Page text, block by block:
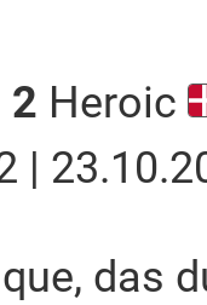
2 Heroic
|
das